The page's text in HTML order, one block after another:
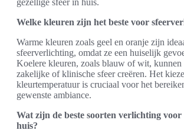
gezellige sfeer in huis.
Welke kleuren zijn het beste voor
Warme kleuren zoals geel en oranje zijn
sfeerverlichting, omdat ze een huiselijk
Koelere kleuren, zoals blauw of wit, kunnen
zakelijke of klinische sfeer creëren. Het
kleurtemperatuur is cruciaal voor het
gewenste ambiance.
Wat zijn de beste soorten verlichting
huis?